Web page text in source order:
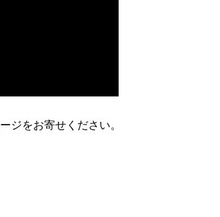
をお寄せください。